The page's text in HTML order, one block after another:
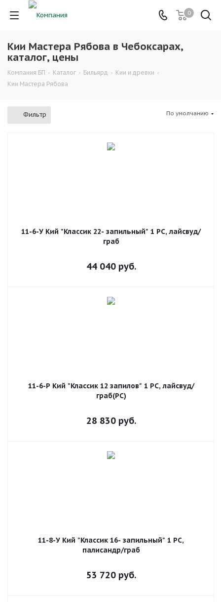
0
Кии Мастера Рябова в Чебоксарах,
каталог, цены
Компания БП - Каталог - Бильярд - Кии и древки -
Кии Мастера Рябова
Фильтр По умолчанию
11-6-У Кий "Классик 22- запильный" 1 РС, лайсвуд/
граб
44 040руб.
11-6-Р Кий "Классик 12 запилов" 1 РС, лайсвуд/
граб(РС)
28 830руб.
11-8-У Кий "Классик 16- запильный" 1 РС,
палисандр/граб
53 720руб.